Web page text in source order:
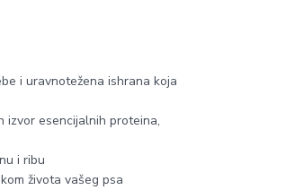
i uravnotežena ishrana koja
izvor esencijalnih proteina,
i ribu
života vašeg psa